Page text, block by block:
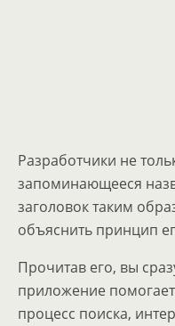
Разработчики не
запоминающееся
заголовок таким
объяснить принцип
Прочитав его, вы
приложение
процесс поиска,